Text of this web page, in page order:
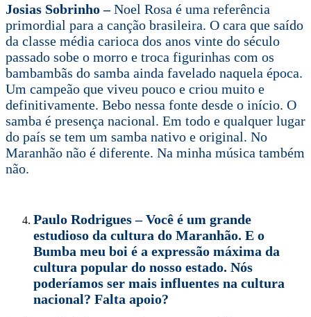
Josias Sobrinho –Noel Rosa é uma referência
primordial para a canção brasileira. O cara que saído
da classe média carioca dos anos vinte do século
passado sobe o morro e troca figurinhas com os
bambambãs do samba ainda favelado naquela época.
Um campeão que viveu pouco e criou muito e
definitivamente. Bebo nessa fonte desde o início. O
samba é presença nacional. Em todo e qualquer lugar
do país se tem um samba nativo e original. No
Maranhão não é diferente. Na minha música também
não.
Paulo Rodrigues – Você é um grande
estudioso da cultura do Maranhão. E o
Bumba meu boi é a expressão máxima da
cultura popular do nosso estado. Nós
poderíamos ser mais influentes na cultura
nacional? Falta apoio?